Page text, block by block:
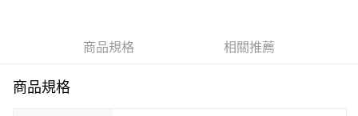
每筆NT$100，滿NT$2,000(含以上)免運費
萊爾富取貨付款
商品規格 相關推薦
商品規格